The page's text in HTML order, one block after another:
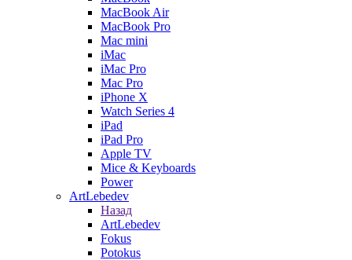
MacBook Air
MacBook Pro
Mac mini
iMac
iMac Pro
Mac Pro
iPhone X
Watch Series 4
iPad
iPad Pro
Apple TV
Mice & Keyboards
Power
ArtLebedev
Назад
ArtLebedev
Fokus
Potokus